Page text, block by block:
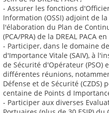
- Assurer les fonctions
Information (OSSI) adjoint de la
l'élaboration du Plan de
(PCA/PRA) de la DREAL PACA
- Participer, dans le domaine
d'Importance Vitale (SAIV), à
de Sécurité d'Opérateur (PSO)
différentes réunions,
Défense et de Sécurité
centaine de Points d
- Participer aux diverses